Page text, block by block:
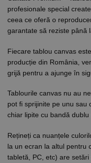
profesionale special
ceea ce oferă o
garantate să reziste până
Fiecare tablou canvas
producție din România,
grijă pentru a ajunge în
Tablourile canvas nu au
pot fi sprijinite pe unu sau
chiar lipite cu bandă
Rețineți ca nuanțele
la un ecran la altul pentru
tabletă, PC, etc) are